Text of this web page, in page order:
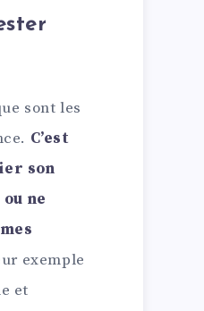
sont les
C’est
son
ne
exemple
et